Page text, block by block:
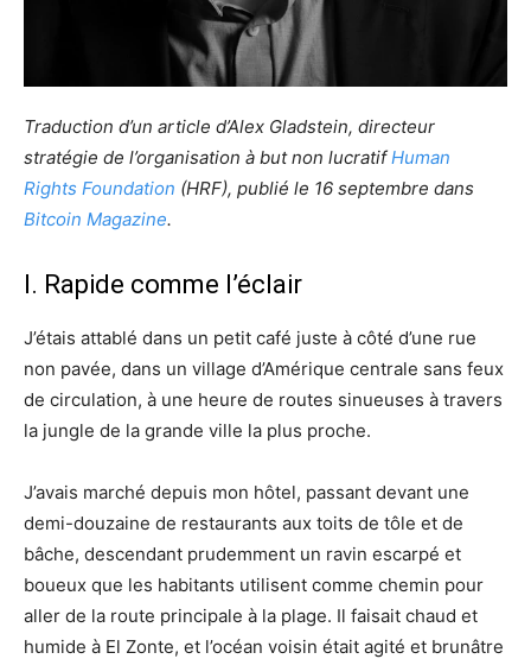
Traduction d’un article d’Alex Gladstein, directeur
stratégie de l’organisation à but non lucratifHuman
Rights Foundation (HRF), publié le 16 septembre dans
Bitcoin Magazine.
I. Rapide comme l’éclair
J’étais attablé dans un petit café juste à côté d’une rue
non pavée, dans un village d’Amérique centrale sans feux
de circulation, à une heure de routes sinueuses à travers
la jungle de la grande ville la plus proche.
J’avais marché depuis mon hôtel, passant devant une
demi-douzaine de restaurants aux toits de tôle et de
bâche, descendant prudemment un ravin escarpé et
boueux que les habitants utilisent comme chemin pour
aller de la route principale à la plage. Il faisait chaud et
humide à El Zonte, et l’océan voisin était agité et brunâtre